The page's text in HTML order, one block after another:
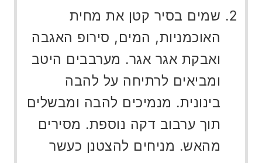
שמים בסיר קטן את מחית
האוכמניות, המים, סירופ האגבה
ואבקת אגר אגר. מערבבים היטב
ומביאים לרתיחה על להבה
בינונית. מנמיכים להבה ומבשלים
תוך ערבוב דקה נוספת. מסירים
מהאש. מניחים להצטנן כעשר